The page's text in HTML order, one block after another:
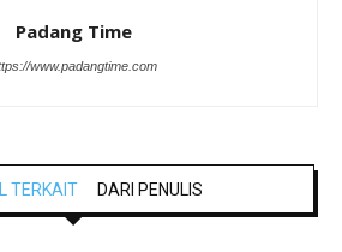
Padang Time
www.padangtime.com
TERKAIT DARI PENULIS